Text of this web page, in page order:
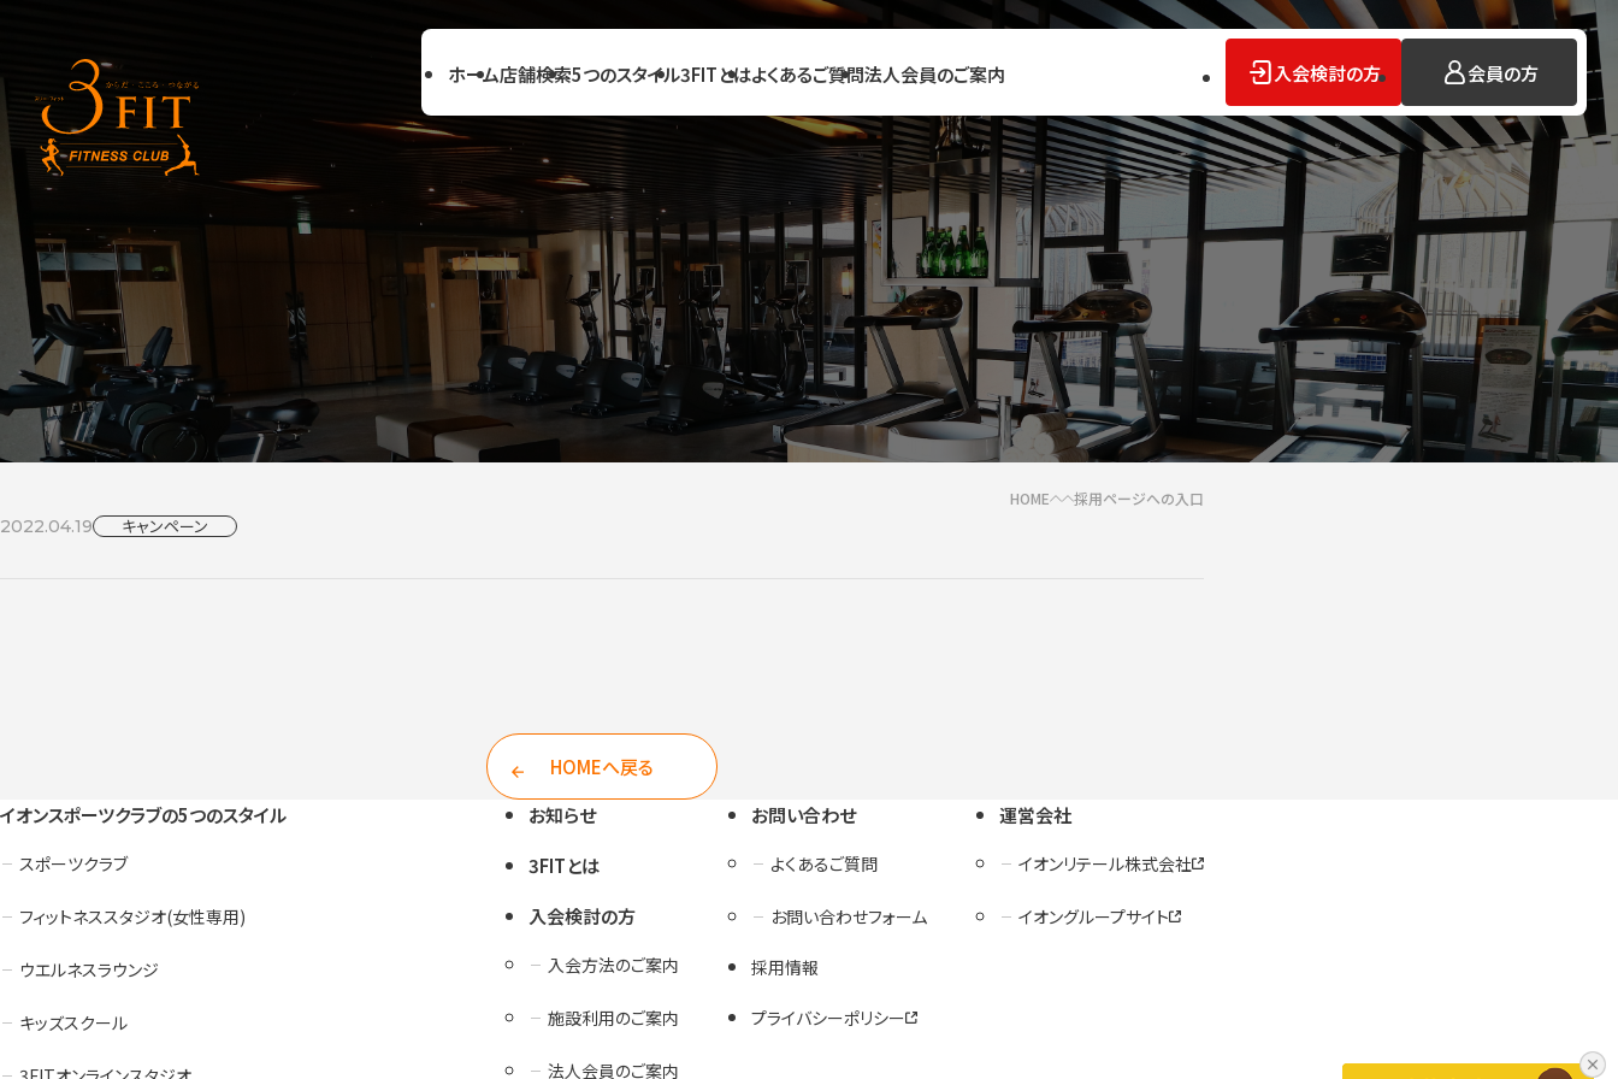
ホーム店舗検索5つのスタイル3FITとはよくあるご質問法人会員のご案内 入会検討の方 会員の方
HOME 採用ページへの入口
2022.04.19 キャンペーン
HOMEへ戻る
イオンスポーツクラブの5つのスタイル
スポーツクラブ
フィットネススタジオ(女性専用)
ウエルネスラウンジ
キッズスクール
お知らせ
3FITとは
入会検討の方
入会方法のご案内
施設利用のご案内
法人会員のご案内
お問い合わせ
よくあるご質問
お問い合わせフォーム
採用情報
プライバシーポリシー
運営会社
イオンリテール株式会社
イオングループサイト